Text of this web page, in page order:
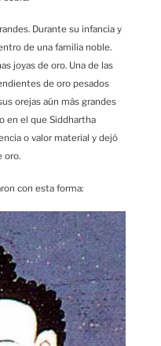
Durante su infancia y
de una familia noble.
joyas de oro. Una de las
de oro pesados
orejas aún más grandes
en el que Siddhartha
o valor material y dejó
oro.
con esta forma: